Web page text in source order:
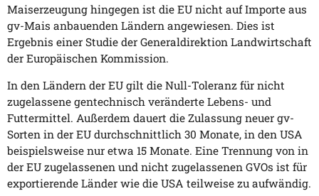
Maiserzeugung hingegen ist die EU nicht auf Importe aus
gv-Mais anbauenden Ländern angewiesen. Dies ist
Ergebnis einer Studie der Generaldirektion Landwirtschaft
der Europäischen Kommission.
In den Ländern der EU gilt die Null-Toleranz für nicht
zugelassene gentechnisch veränderte Lebens- und
Futtermittel. Außerdem dauert die Zulassung neuer gv-
Sorten in der EU durchschnittlich 30 Monate, in den USA
beispielsweise nur etwa 15 Monate. Eine Trennung von in
der EU zugelassenen und nicht zugelassenen GVOs ist für
exportierende Länder wie die USA teilweise zu aufwändig.